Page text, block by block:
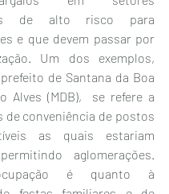
de alto risco para
e que devem passar por
Um dos exemplos,
de Santana da Boa
Alves (MDB),  se refere a
de conveniência de postos
as quais estariam
aglomerações.
é quanto à